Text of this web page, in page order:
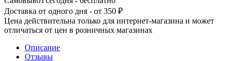
Доставка от одного дня - от 350 ₽
Цена действительна только для интернет-магазина и может
отличаться от цен в розничных магазинах
Описание
Отзывы